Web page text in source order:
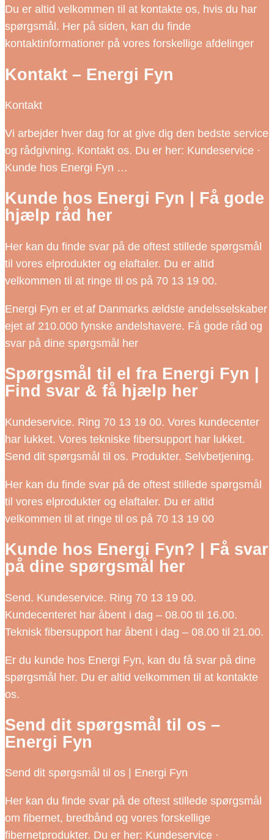
Du er altid velkommen til at kontakte os, hvis du har
spørgsmål. Her på siden, kan du finde
kontaktinformationer på vores forskellige afdelinger
Kontakt – Energi Fyn
Kontakt
Vi arbejder hver dag for at give dig den bedste service
og rådgivning. Kontakt os. Du er her: Kundeservice ·
Kunde hos Energi Fyn …
Kunde hos Energi Fyn | Få gode
hjælp råd her
Her kan du finde svar på de oftest stillede spørgsmål
til vores elprodukter og elaftaler. Du er altid
velkommen til at ringe til os på 70 13 19 00.
Energi Fyn er et af Danmarks ældste andelsselskaber
ejet af 210.000 fynske andelshavere. Få gode råd og
svar på dine spørgsmål her
Spørgsmål til el fra Energi Fyn |
Find svar & få hjælp her
Kundeservice. Ring 70 13 19 00. Vores kundecenter
har lukket. Vores tekniske fibersupport har lukket.
Send dit spørgsmål til os. Produkter. Selvbetjening.
Her kan du finde svar på de oftest stillede spørgsmål
til vores elprodukter og elaftaler. Du er altid
velkommen til at ringe til os på 70 13 19 00
Kunde hos Energi Fyn? | Få svar
på dine spørgsmål her
Send. Kundeservice. Ring 70 13 19 00.
Kundecenteret har åbent i dag – 08.00 til 16.00.
Teknisk fibersupport har åbent i dag – 08.00 til 21.00.
Er du kunde hos Energi Fyn, kan du få svar på dine
spørgsmål her. Du er altid velkommen til at kontakte
os.
Send dit spørgsmål til os –
Energi Fyn
Send dit spørgsmål til os | Energi Fyn
Her kan du finde svar på de oftest stillede spørgsmål
om fibernet, bredbånd og vores forskellige
fibernetprodukter. Du er her: Kundeservice ·